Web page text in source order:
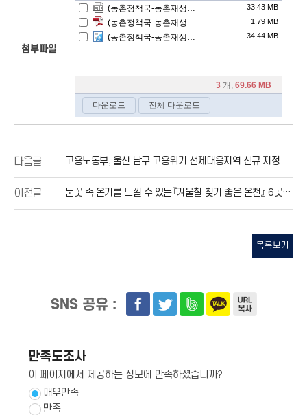
첨부파일
다음글 고용노동부, 울산 남구 고용위기 선제대응지역 신규 지정
이전글 눈꽃 속 온기를 느낄 수 있는『겨울철 찾기 좋은 온천』 6곳 선정
목록보기
SNS 공유 :
만족도조사
이 페이지에서 제공하는 정보에 만족하셨습니까?
매우만족
만족